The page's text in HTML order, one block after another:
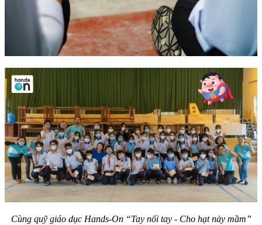
Cùng quỹ giáo dục Hands-On “Tay nối tay - Cho hạt nảy mầm”